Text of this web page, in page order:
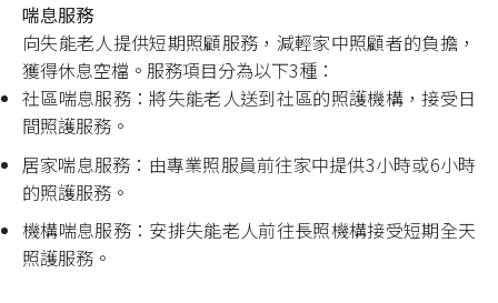
喘息服務
向失能老人提供短期照顧服務，減輕家中照顧者的負擔，
獲得休息空檔。服務項目分為以下3種：
社區喘息服務：將失能老人送到社區的照護機構，接受日
間照護服務。
居家喘息服務：由專業照服員前往家中提供3小時或6小時
的照護服務。
機構喘息服務：安排失能老人前往長照機構接受短期全天
照護服務。